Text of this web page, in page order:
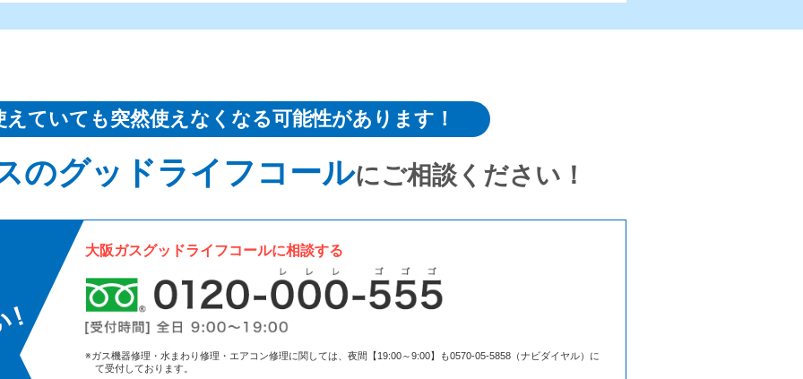
えていても突然使えなくなる可能性があります！
のグッドライフコールにご相談ください！
大阪ガスグッドライフコールに相談する
※ガス機器修理・水まわり修理・エアコン修理に関しては、夜間【19:00～9:00】も0570-05-5858（ナビダイヤル）に
て受付しております。